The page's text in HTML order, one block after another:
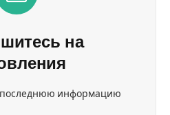
на
информацию